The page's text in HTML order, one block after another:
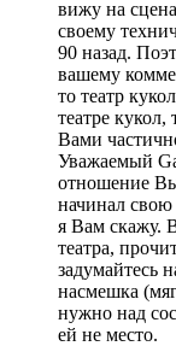
вижу на
своему
90 назад.
вашему
то театр
театре
Вами
Уважаемый
отношение Вы
начинал свою
я Вам скажу.
театра,
задумайтесь
насмешка
нужно над
ей не место.